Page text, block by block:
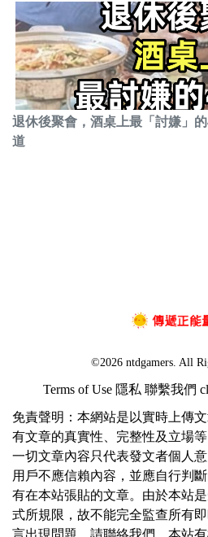
退休後聚會，酒桌上最「討嫌」
道
©2026 ntdgamers. All
Terms of Use 隱私 聯繫我們
免責聲明：本網站是以實時上傳
有文章的真實性、完整性及立場
一切文章內容只代表發文者個人
用戶不應信賴內容，並應自行判
有在本站張貼的文章。由於本站
式所規限，故不能完全監查所有